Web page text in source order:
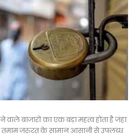
बाजारों का एक बड़ा महत्व होता है जंहा
जरुरत के सामान आसानी से उपलब्ध